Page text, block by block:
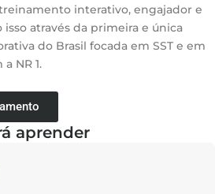
interativo, engajador e
através da primeira e única
do Brasil focada em SST e em
NR 1.
aprender